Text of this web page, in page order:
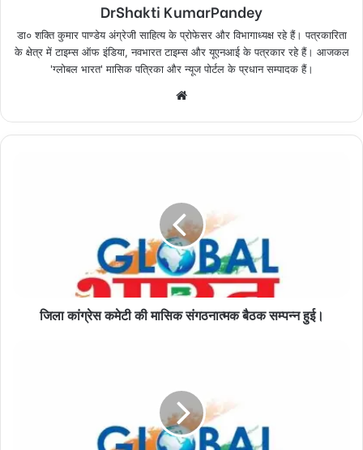
DrShakti KumarPandey
डा० शक्ति कुमार पाण्डेय अंग्रेजी साहित्य के प्रोफेसर और विभागाध्यक्ष रहे हैं। पत्रकारिता
के क्षेत्र में टाइम्स ऑफ इंडिया, नवभारत टाइम्स और यूएनआई के पत्रकार रहे हैं। आजकल
'ग्लोबल भारत' मासिक पत्रिका और न्यूज पोर्टल के प्रधान सम्पादक हैं।
जिला कांग्रेस कमेटी की मासिक संगठनात्मक बैठक सम्पन्न हुई।